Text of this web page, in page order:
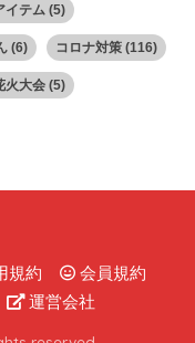
イテム (5)
(6) コロナ対策(116)
火大会(5)
規約
会員規約
運営会社